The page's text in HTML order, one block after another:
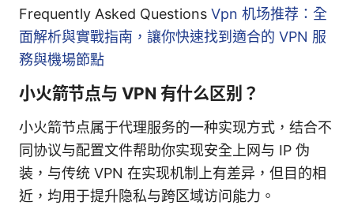
Frequently Asked Questions Vpn 机场推荐：全
面解析與實戰指南，讓你快速找到適合的 VPN 服
務與機場節點
小火箭节点与 VPN 有什么区别？
小火箭节点属于代理服务的一种实现方式，结合不
同协议与配置文件帮助你实现安全上网与 IP 伪
装，与传统 VPN 在实现机制上有差异，但目的相
近，均用于提升隐私与跨区域访问能力。